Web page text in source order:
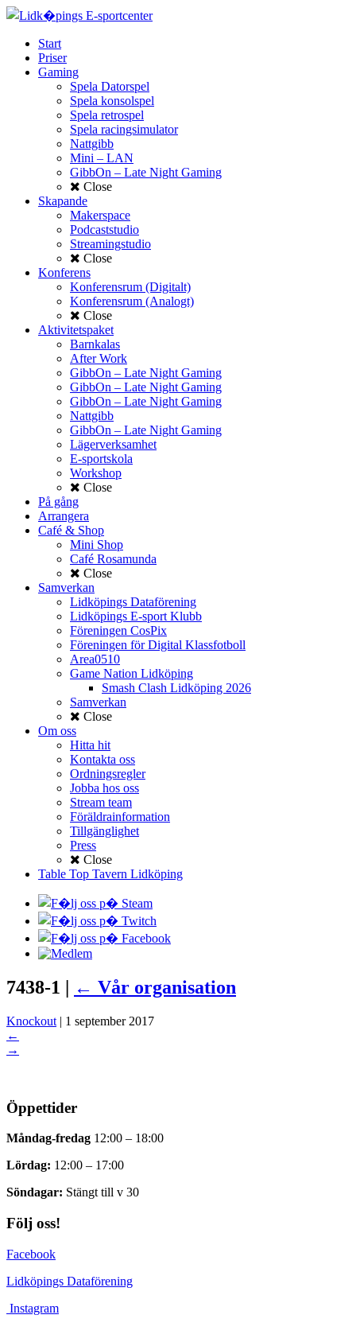
Start
Priser
Gaming
Spela Datorspel
Spela konsolspel
Spela retrospel
Spela racingsimulator
Nattgibb
Mini – LAN
GibbOn – Late Night Gaming
Close
Skapande
Makerspace
Podcaststudio
Streamingstudio
Close
Konferens
Konferensrum (Digitalt)
Konferensrum (Analogt)
Close
Aktivitetspaket
Barnkalas
After Work
GibbOn – Late Night Gaming
GibbOn – Late Night Gaming
GibbOn – Late Night Gaming
Nattgibb
GibbOn – Late Night Gaming
Lägerverksamhet
E-sportskola
Workshop
Close
På gång
Arrangera
Café & Shop
Mini Shop
Café Rosamunda
Close
Samverkan
Lidköpings Dataförening
Lidköpings E-sport Klubb
Föreningen CosPix
Föreningen för Digital Klassfotboll
Area0510
Game Nation Lidköping
Smash Clash Lidköping 2026
Samverkan
Close
Om oss
Hitta hit
Kontakta oss
Ordningsregler
Jobba hos oss
Stream team
Föräldrainformation
Tillgänglighet
Press
Close
Table Top Tavern Lidköping
7438-1 | ← Vår organisation
Knockout | 1 september 2017
←
→
Öppettider
Måndag-fredag 12:00 – 18:00
Lördag: 12:00 – 17:00
Söndagar: Stängt till v 30
Följ oss!
Facebook
Lidköpings Dataförening
Instagram